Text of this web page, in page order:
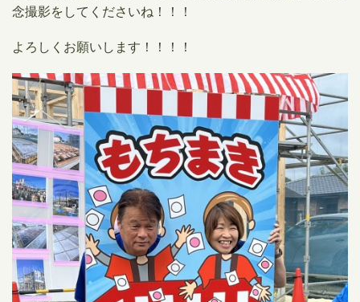
念撮影をしてくださいね！！！
よろしくお願いします！！！！